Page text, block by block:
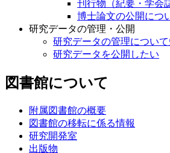
研究データの管理・公開
研究データの管理につい
研究データを公開したい
図書館について
附属図書館の概要
研究開発室
出版物
オリジナルグッズ